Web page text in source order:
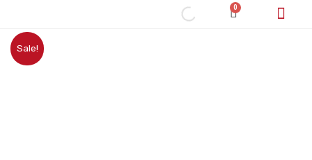
content
0
Cart
Sale!
Cantitate
Brau